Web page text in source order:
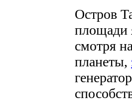
Остров
площади
смотря
планеты,